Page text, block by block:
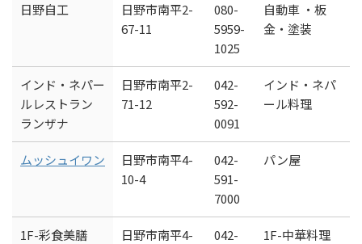
日野自工
日野市南平2-
67-11
080-
5959-
1025
自動車 ・板
金・塗装
インド・ネパー
ルレストラン
ランザナ
日野市南平2-
71-12
042-
592-
0091
インド・ネパ
ール料理
ムッシュイワン
日野市南平4-
10-4
042-
591-
7000
パン屋
1F-彩食美膳
日野市南平4-
042-
1F-中華料理